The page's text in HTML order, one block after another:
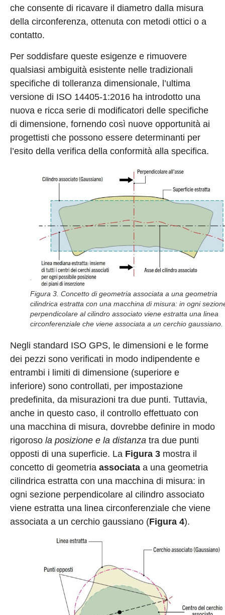
che consente di ricavare il diametro dalla misura
della circonferenza, ottenuta con metodi ottici o a
contatto.
Per soddisfare queste esigenze e rimuovere
qualsiasi ambiguità esistente nelle tradizionali
specifiche di tolleranza dimensionale, l’ultima
versione di ISO 14405-1:2016 ha introdotto una
nuova e ricca serie di modificatori delle specifiche
di dimensione, fornendo così nuove opportunità ai
progettisti che possono essere determinanti per
l’esito della verifica della conformità alla specifica.
Figura 3. Concetto di geometria associata a una geometria
cilindrica estratta con una macchina di misura: in ogni
perpendicolare al cilindro associato viene estratta una linea
circonferenziale che viene associata a un cerchio gaussiano.
Negli standard ISO GPS, le dimensioni e le forme
dei pezzi sono verificati in modo indipendente e
entrambi i limiti di dimensione (superiore e
inferiore) sono controllati, per impostazione
predefinita, da misurazioni tra due punti. Tuttavia,
anche in questo caso, il controllo effettuato con
una macchina di misura, dovrebbe definire in modo
rigoroso la posizione e la distanza tra due punti
opposti di una superficie. La Figura 3 mostra il
concetto di geometria associata a una geometria
cilindrica estratta con una macchina di misura: in
ogni sezione perpendicolare al cilindro associato
viene estratta una linea circonferenziale che viene
associata a un cerchio gaussiano (Figura 4).